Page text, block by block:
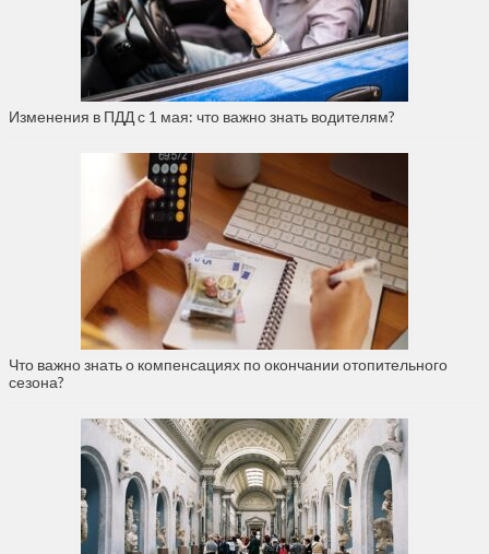
Изменения в ПДД с 1 мая: что важно знать водителям?
Что важно знать о компенсациях по окончании отопительного
сезона?